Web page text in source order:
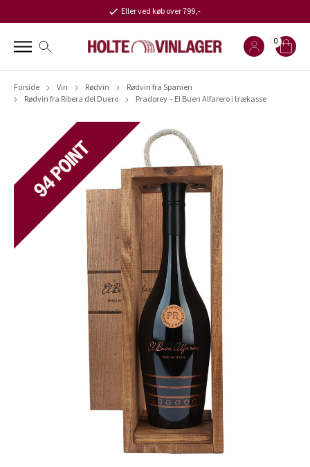
Eller ved køb over 799,-
0
Forside Vin Rødvin
Rødvin fra Spanien
Rødvin fra Ribera del Duero
Pradorey – El Buen Alfarero i trækasse